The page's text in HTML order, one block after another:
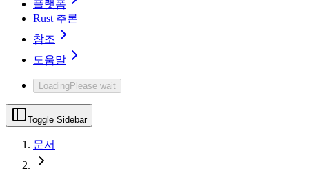
플랫폼
Rust 추론
참조
도움말
LoadingPlease wait
Toggle Sidebar
문서